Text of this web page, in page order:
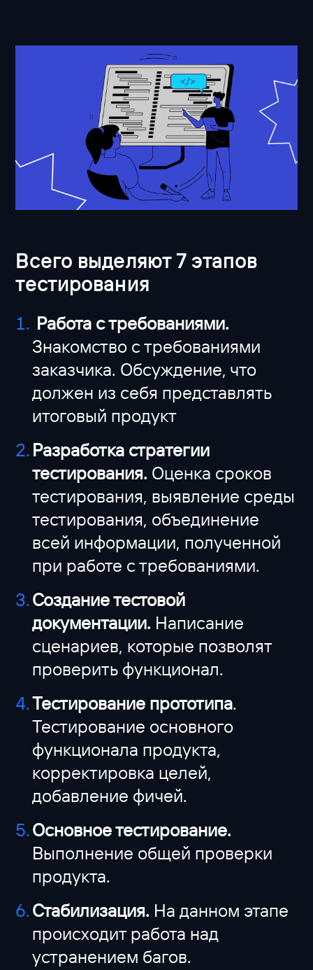
Всего выделяют 7 этапов
тестирования
Работа с требованиями.
Знакомство с требованиями
заказчика. Обсуждение, что
должен из себя представлять
итоговый продукт
Разработка стратегии
тестирования. Оценка сроков
тестирования, выявление среды
тестирования, объединение
всей информации, полученной
при работе с требованиями.
Создание тестовой
документации. Написание
сценариев, которые позволят
проверить функционал.
Тестирование прототипа.
Тестирование основного
функционала продукта,
корректировка целей,
добавление фичей.
Основное тестирование.
Выполнение общей проверки
продукта.
Стабилизация. На данном этапе
происходит работа над
устранением багов.